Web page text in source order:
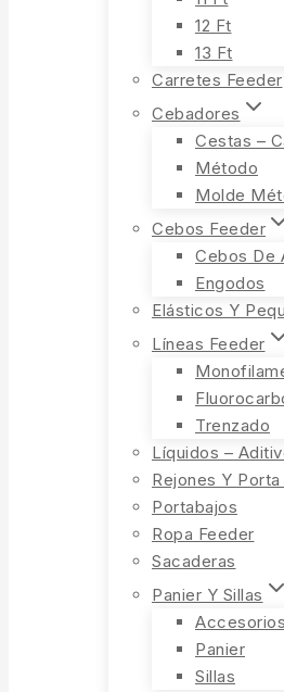
12 Ft
13 Ft
Carretes Feeder
Cebadores
Cestas –
Método
Molde
Cebos Feeder
Cebos De
Engodos
Elásticos Y
Líneas Feeder
Trenzado
Líquidos –
Rejones Y
Portabajos
Ropa Feeder
Sacaderas
Panier Y Sillas
Panier
Sillas